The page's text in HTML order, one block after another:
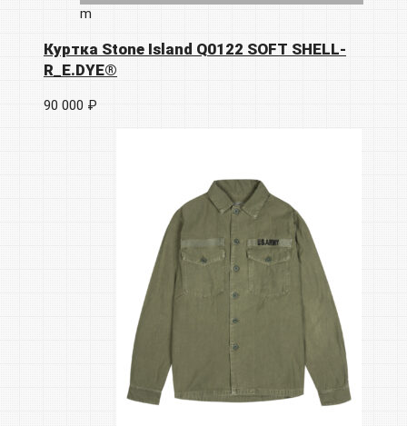
m
Куртка Stone Island Q0122 SOFT SHELL-
R_E.DYE®
90 000 ₽